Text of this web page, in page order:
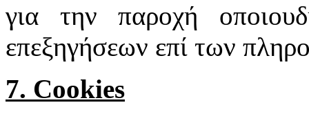
για την παροχή
επεξηγήσεων επί των
7. Cookies